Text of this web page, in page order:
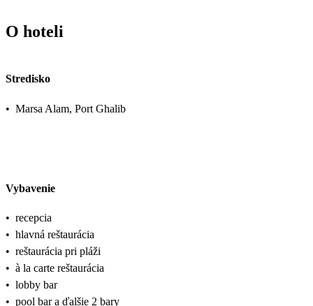
O hoteli
Stredisko
• Marsa Alam, Port Ghalib
Vybavenie
• recepcia
• hlavná reštaurácia
• reštaurácia pri pláži
• à la carte reštaurácia
• lobby bar
• pool bar a ďalšie 2 bary